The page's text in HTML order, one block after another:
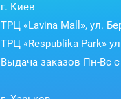
г. Киев
ТРЦ «Lavina Mall», ул.
ТРЦ «Respublika Park»
Выдача заказов Пн-Вс